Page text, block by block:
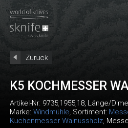
Zurück
K5 KOCHMESSER
Artikel-Nr: 9735,1955,18, Länge/
Marke: Windmühle, Sortiment:
Küchenmesser Walnussholz,